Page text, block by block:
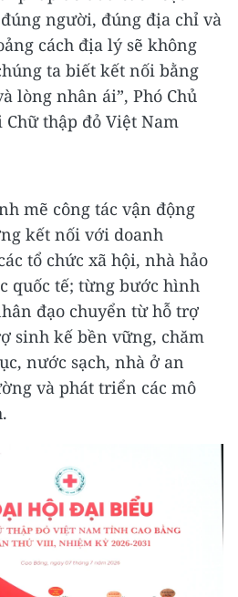
người, đúng địa chỉ và
cách địa lý sẽ không
ta biết kết nối bằng
lòng nhân ái”, Phó Chủ
thập đỏ Việt Nam
mẽ công tác vận động
kết nối với doanh
tổ chức xã hội, nhà hảo
quốc tế; từng bước hình
đạo chuyển từ hỗ trợ
sinh kế bền vững, chăm
nước sạch, nhà ở an
và phát triển các mô